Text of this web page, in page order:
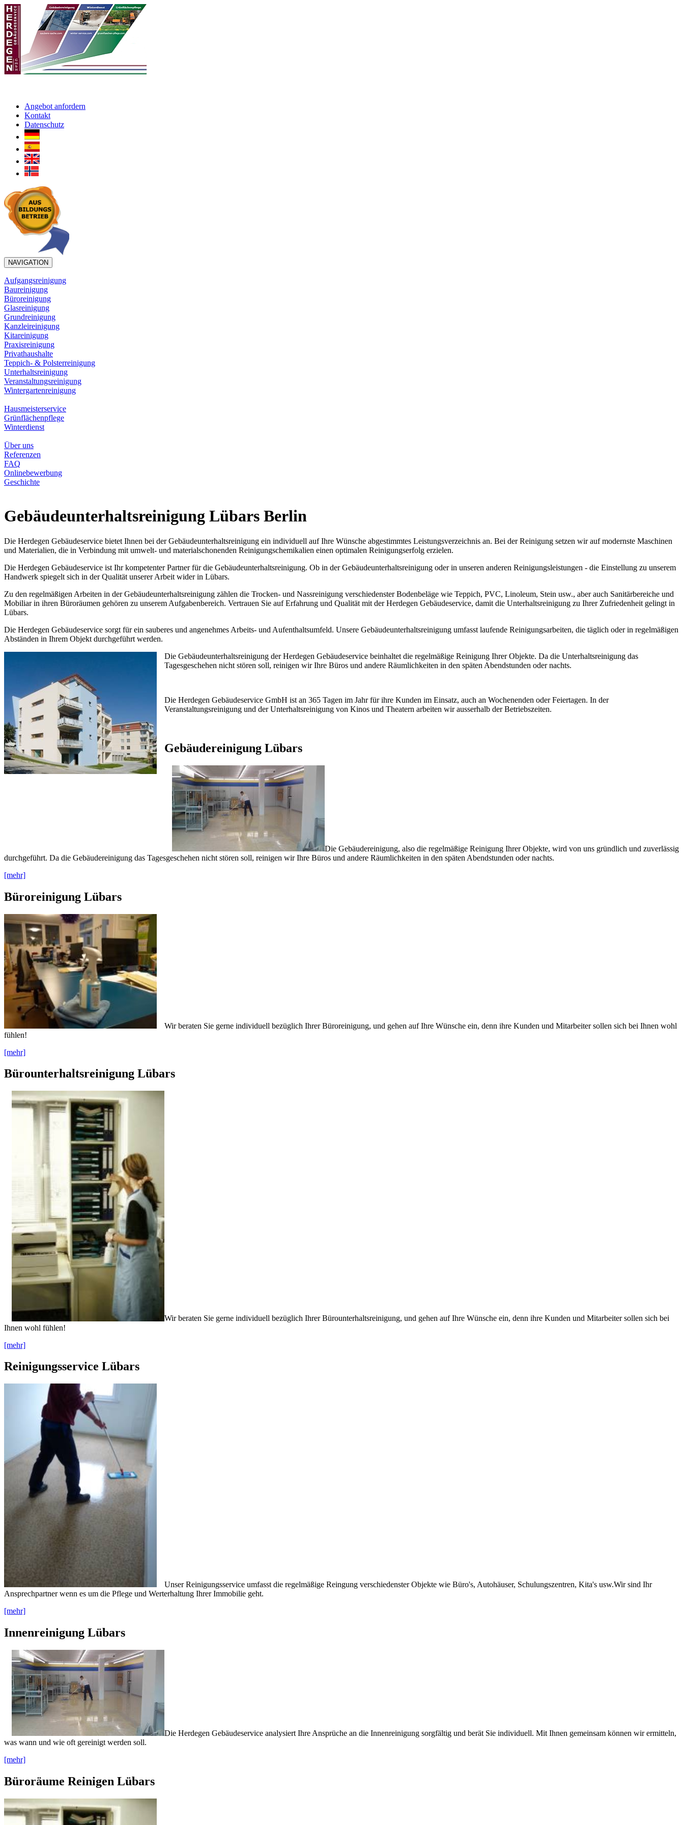
Angebot anfordern
Kontakt
Datenschutz
NAVIGATION
Aufgangsreinigung
Baureinigung
Büroreinigung
Glasreinigung
Grundreinigung
Kanzleireinigung
Kitareinigung
Praxisreinigung
Privathaushalte
Teppich- & Polsterreinigung
Unterhaltsreinigung
Veranstaltungsreinigung
Wintergartenreinigung
Hausmeisterservice
Grünflächenpflege
Winterdienst
Über uns
Referenzen
FAQ
Onlinebewerbung
Geschichte
Gebäudeunterhaltsreinigung Lübars Berlin
Die Herdegen Gebäudeservice bietet Ihnen bei der Gebäudeunterhaltsreinigung ein individuell auf Ihre Wünsche abgestimmtes Leistungsverzeichnis an. Bei der Reinigung setzen wir auf modernste Maschinen
und Materialien, die in Verbindung mit umwelt- und materialschonenden Reinigungschemikalien einen optimalen Reinigungserfolg erzielen.
Die Herdegen Gebäudeservice ist Ihr kompetenter Partner für die Gebäudeunterhaltsreinigung. Ob in der Gebäudeunterhaltsreinigung oder in unseren anderen Reinigungsleistungen - die Einstellung zu unserem
Handwerk spiegelt sich in der Qualität unserer Arbeit wider in Lübars.
Zu den regelmäßigen Arbeiten in der Gebäudeunterhaltsreinigung zählen die Trocken- und Nassreinigung verschiedenster Bodenbeläge wie Teppich, PVC, Linoleum, Stein usw., aber auch Sanitärbereiche und
Mobiliar in ihren Büroräumen gehören zu unserem Aufgabenbereich. Vertrauen Sie auf Erfahrung und Qualität mit der Herdegen Gebäudeservice, damit die Unterhaltsreinigung zu Ihrer Zufriedenheit gelingt in
Lübars.
Die Herdegen Gebäudeservice sorgt für ein sauberes und angenehmes Arbeits- und Aufenthaltsumfeld. Unsere Gebäudeunterhaltsreinigung umfasst laufende Reinigungsarbeiten, die täglich oder in regelmäßigen
Abständen in Ihrem Objekt durchgeführt werden.
Die Gebäudeunterhaltsreinigung der Herdegen Gebäudeservice beinhaltet die regelmäßige Reinigung Ihrer Objekte. Da die Unterhaltsreinigung das
Tagesgeschehen nicht stören soll, reinigen wir Ihre Büros und andere Räumlichkeiten in den späten Abendstunden oder nachts.
Die Herdegen Gebäudeservice GmbH ist an 365 Tagen im Jahr für ihre Kunden im Einsatz, auch an Wochenenden oder Feiertagen. In der
Veranstaltungsreinigung und der Unterhaltsreinigung von Kinos und Theatern arbeiten wir ausserhalb der Betriebszeiten.
Gebäudereinigung Lübars
Die Gebäudereinigung, also die regelmäßige Reinigung Ihrer Objekte, wird von uns gründlich und zuverlässig
durchgeführt. Da die Gebäudereinigung das Tagesgeschehen nicht stören soll, reinigen wir Ihre Büros und andere Räumlichkeiten in den späten Abendstunden oder nachts.
[mehr]
Büroreinigung Lübars
Wir beraten Sie gerne individuell bezüglich Ihrer Büroreinigung, und gehen auf Ihre Wünsche ein, denn ihre Kunden und Mitarbeiter sollen sich bei Ihnen wohl
fühlen!
[mehr]
Bürounterhaltsreinigung Lübars
Wir beraten Sie gerne individuell bezüglich Ihrer Bürounterhaltsreinigung, und gehen auf Ihre Wünsche ein, denn ihre Kunden und Mitarbeiter sollen sich bei
Ihnen wohl fühlen!
[mehr]
Reinigungsservice Lübars
Unser Reinigungsservice umfasst die regelmäßige Reingung verschiedenster Objekte wie Büro's, Autohäuser, Schulungszentren, Kita's usw.Wir sind Ihr
Ansprechpartner wenn es um die Pflege und Werterhaltung Ihrer Immobilie geht.
[mehr]
Innenreinigung Lübars
Die Herdegen Gebäudeservice analysiert Ihre Ansprüche an die Innenreinigung sorgfältig und berät Sie individuell. Mit Ihnen gemeinsam können wir ermitteln,
was wann und wie oft gereinigt werden soll.
[mehr]
Büroräume Reinigen Lübars